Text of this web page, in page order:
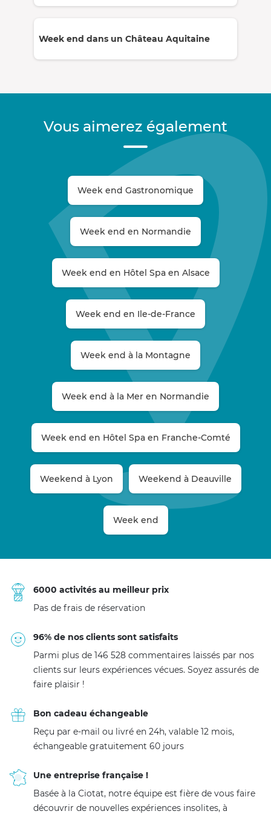
Week end dans un Château Aquitaine
Vous aimerez également
Week end Gastronomique
Week end en Normandie
Week end en Hôtel Spa en Alsace
Week end en Ile-de-France
Week end à la Montagne
Week end à la Mer en Normandie
Week end en Hôtel Spa en Franche-Comté
Weekend à Lyon Weekend à Deauville
Week end
6000 activités au meilleur prix
Pas de frais de réservation
96% de nos clients sont satisfaits
Parmi plus de 146 528 commentaires laissés par nos
clients sur leurs expériences vécues. Soyez assurés de
faire plaisir !
Bon cadeau échangeable
Reçu par e-mail ou livré en 24h, valable 12 mois,
échangeable gratuitement 60 jours
Une entreprise française !
Basée à la Ciotat, notre équipe est fière de vous faire
découvrir de nouvelles expériences insolites, à